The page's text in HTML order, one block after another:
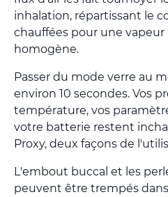
inhalation, répartissant le
chauffées pour une
homogène.
Passer du mode verre au
environ 10 secondes. Vos
température, vos
votre batterie restent
Proxy, deux façons de
L'embout buccal et les
peuvent être trempés dans